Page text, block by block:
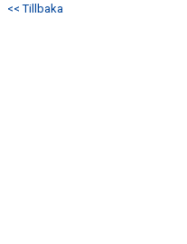
<< Tillbaka